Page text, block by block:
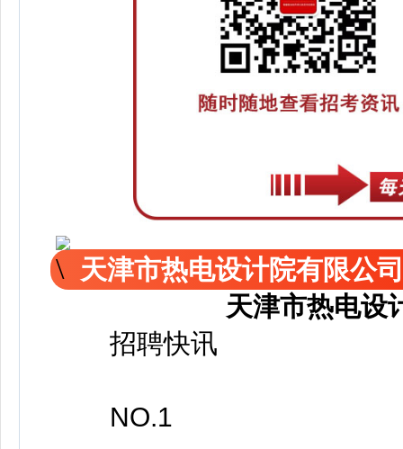
天津市热电设计院有限公
天津市热电设
招聘快讯
NO.1